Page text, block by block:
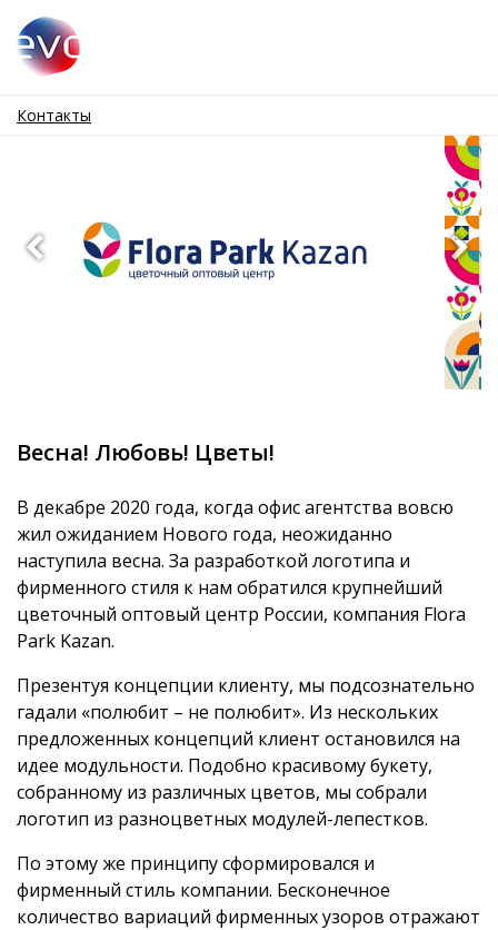
Контакты
Весна! Любовь! Цветы!
В декабре 2020 года, когда офис агентства вовсю
жил ожиданием Нового года, неожиданно
наступила весна. За разработкой логотипа и
фирменного стиля к нам обратился крупнейший
цветочный оптовый центр России, компания Flora
Park Kazan.
Презентуя концепции клиенту, мы подсознательно
гадали «полюбит – не полюбит». Из нескольких
предложенных концепций клиент остановился на
идее модульности. Подобно красивому букету,
собранному из различных цветов, мы собрали
логотип из разноцветных модулей-лепестков.
По этому же принципу сформировался и
фирменный стиль компании. Бесконечное
количество вариаций фирменных узоров отражают